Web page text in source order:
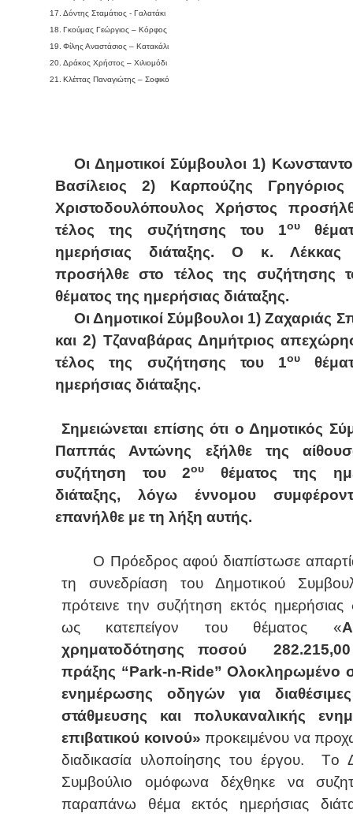
17. Δόντης Σταμάτιος - Γαλατάκι
18. Γκούμας Γεώργιος – Κόρφος
19. Φίλης Αναστάσιος – Κατακάλι
20. Δράκος Χρήστος – Χιλιομόδι
21. Κλέττας Παναγιώτης – Σοφικό
Οι Δημοτικοί Σύμβουλοι 1)
Βασίλειος 2) Καρπούζης
Χριστοδουλόπουλος Χρήστος
τέλος της συζήτησης του 1ου
ημερήσιας διάταξης. Ο κ. Λέκκας
προσήλθε στο τέλος της συζήτησης
θέματος της ημερήσιας διάταξης.
Οι Δημοτικοί Σύμβουλοι 1) Ζαχαριάς
και 2) Τζαναβάρας Δημήτριος
τέλος της συζήτησης του 1ου
ημερήσιας διάταξης.
Σημειώνεται επίσης ότι ο Δημοτικός
Παππάς Αντώνης εξήλθε της
συζήτηση του 2ου
θέματος της
διάταξης, λόγω έννομου
επανήλθε με τη λήξη αυτής.
Ο Πρόεδρος αφού διαπίστωσε
τη συνεδρίαση του Δημοτικού
πρότεινε την συζήτηση εκτός ημερήσιας
ως κατεπείγον του θέματος «
χρηματοδότησης ποσού
πράξης “Park-n-Ride” Ολοκληρωμένο
ενημέρωσης οδηγών για διαθέσιμες
στάθμευσης και πολυκαναλικής
επιβατικού κοινού» προκειμένου να
διαδικασία υλοποίησης του έργου.
Tο
Συμβούλιο ομόφωνα δέχθηκε να
παραπάνω θέμα εκτός ημερήσιας